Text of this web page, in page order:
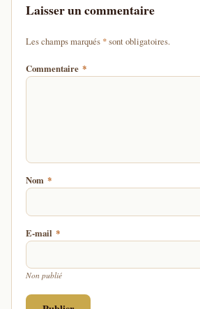
Laisser un commentaire
Les champs marqués *d'un astérisque
sont obligatoires.
Commentaire *
Nom *
E-mail *
Non publié